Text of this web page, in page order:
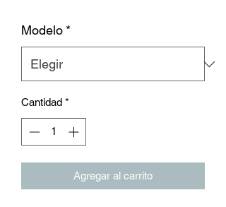
Modelo *
Cantidad *
Agregar al carrito